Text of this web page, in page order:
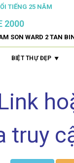
TIẾNG 25 NĂM
2000
SON WARD 2 TAN
BIỆT THỰ ĐẸP
truy